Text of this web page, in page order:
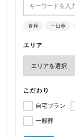
直葬 一日葬
エリア
こだわり
自宅プラン
一般葬